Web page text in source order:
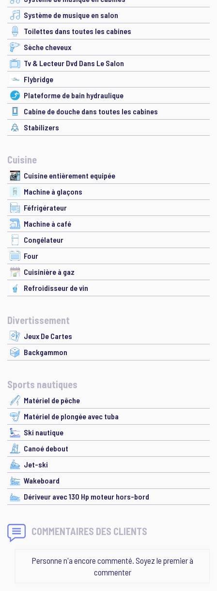
Système de musique en salon
Toilettes dans toutes les cabines
Sèche cheveux
Tv & Lecteur Dvd Dans Le Salon
Flybridge
Plateforme de bain hydraulique
Cabine de douche dans toutes les cabines
Stabilizers
Cuisine
Cuisine entièrement equipée
Machine à glaçons
Féfrigérateur
Machine à café
Congélateur
Four
Cuisinière à gaz
Refroidisseur de vin
Divertissement
Jeux De Cartes
Backgammon
Sports nautiques
Matériel de pêche
Matériel de plongée avec tuba
Ski nautique
Canoé debout
Jet-ski
Wakeboard
Dériveur avec 130 Hp moteur hors-bord
COMMENTAIRES DES CLIENTS
Personne n'a encore commenté. Soyez le premier à
commenter